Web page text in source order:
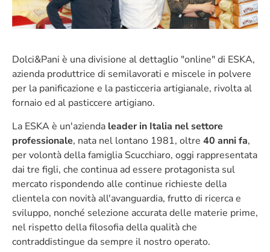
Dolci&Pani è una divisione al dettaglio "online" di ESKA,
azienda produttrice di semilavorati e miscele in polvere
per la panificazione e la pasticceria artigianale, rivolta al
fornaio ed al pasticcere artigiano.
La ESKA è un'azienda leader in Italia nel settore
professionale
, nata nel lontano 1981, oltre 40 anni fa,
per volontà della famiglia Scucchiaro, oggi rappresentata
dai tre figli, che continua ad essere protagonista sul
mercato rispondendo alle continue richieste della
clientela con novità all'avanguardia, frutto di ricerca e
sviluppo, nonché selezione accurata delle materie prime,
nel rispetto della filosofia della qualità che
contraddistingue da sempre il nostro operato.